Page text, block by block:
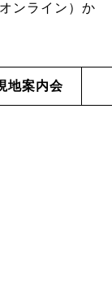
ンライン）か
地案内会